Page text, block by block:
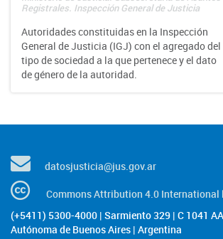
Registrales. Inspección General de Justicia
Autoridades constituidas en la Inspección
General de Justicia (IGJ) con el agregado del
tipo de sociedad a la que pertenece y el dato
de género de la autoridad.
datosjusticia@jus.gov.ar
Commons Attribution 4.0 International
(+5411) 5300-4000 | Sarmiento 329 | C 1041
Autónoma de Buenos Aires | Argentina